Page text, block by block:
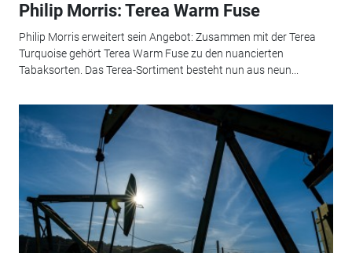
Philip Morris: Terea Warm Fuse
Philip Morris erweitert sein Angebot: Zusammen mit der Terea
Turquoise gehört Terea Warm Fuse zu den nuancierten
Tabaksorten. Das Terea-Sortiment besteht nun aus neun...